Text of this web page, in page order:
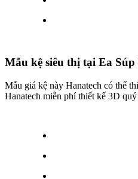
Mẫu kệ siêu thị tại Ea
Mẫu giá kệ này Hanatech có thể
Hanatech miễn phí thiết kế 3D